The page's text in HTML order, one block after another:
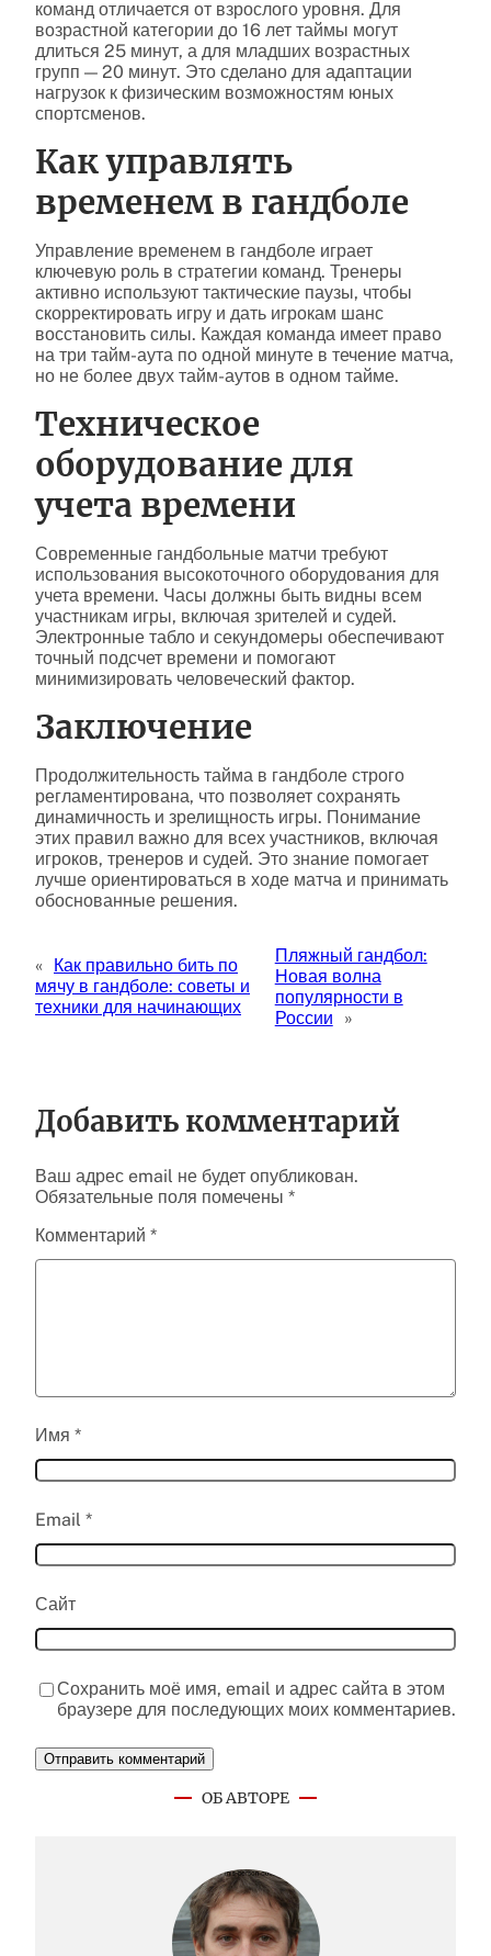
команд отличается от взрослого уровня. Для
возрастной категории до 16 лет таймы могут
длиться 25 минут, а для младших возрастных
групп — 20 минут. Это сделано для адаптации
нагрузок к физическим возможностям юных
спортсменов.
Как управлять
временем в гандболе
Управление временем в гандболе играет
ключевую роль в стратегии команд. Тренеры
активно используют тактические паузы, чтобы
скорректировать игру и дать игрокам шанс
восстановить силы. Каждая команда имеет право
на три тайм-аута по одной минуте в течение матча,
но не более двух тайм-аутов в одном тайме.
Техническое
оборудование для
учета времени
Современные гандбольные матчи требуют
использования высокоточного оборудования для
учета времени. Часы должны быть видны всем
участникам игры, включая зрителей и судей.
Электронные табло и секундомеры обеспечивают
точный подсчет времени и помогают
минимизировать человеческий фактор.
Заключение
Продолжительность тайма в гандболе строго
регламентирована, что позволяет сохранять
динамичность и зрелищность игры. Понимание
этих правил важно для всех участников, включая
игроков, тренеров и судей. Это знание помогает
лучше ориентироваться в ходе матча и принимать
обоснованные решения.
«
Как правильно бить по
мячу в гандболе: советы и
техники для начинающих
Пляжный гандбол:
Новая волна
популярности в
России
»
Добавить комментарий
Ваш адрес email не будет опубликован.
Обязательные поля помечены *
Комментарий *
Имя *
Email *
Сайт
Сохранить моё имя, email и адрес сайта в этом
браузере для последующих моих комментариев.
ОБ АВТОРЕ